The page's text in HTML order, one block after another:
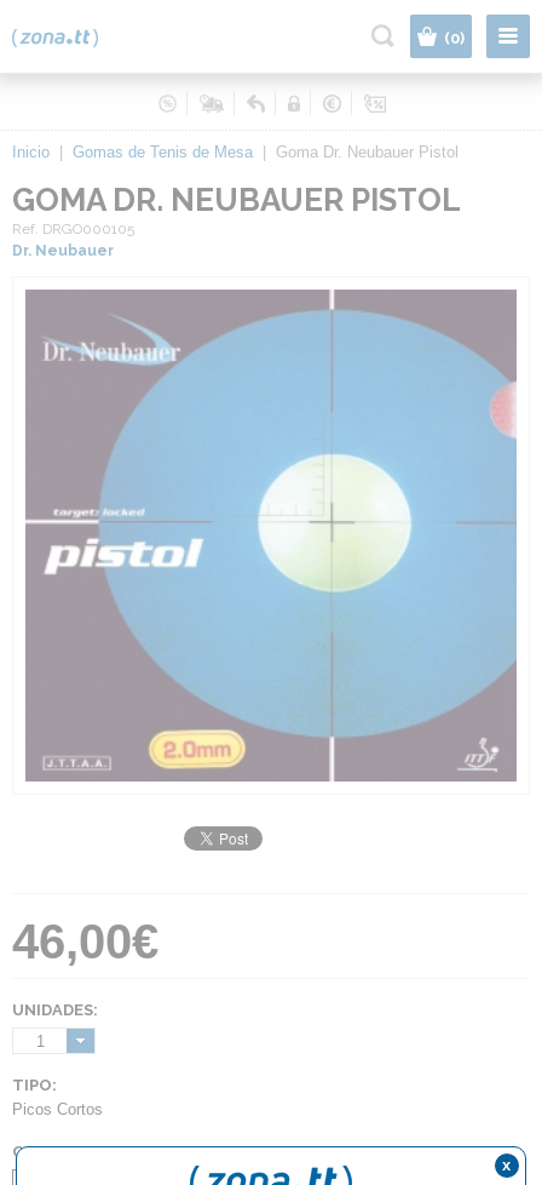
(0)
Inicio Gomas de Tenis de Mesa Goma Dr. Neubauer Pistol
GOMA DR. NEUBAUER PISTOL
Ref. DRGO000105
Dr. Neubauer
46,00€
UNIDADES:
1
TIPO:
Picos Cortos
COLOR:
x